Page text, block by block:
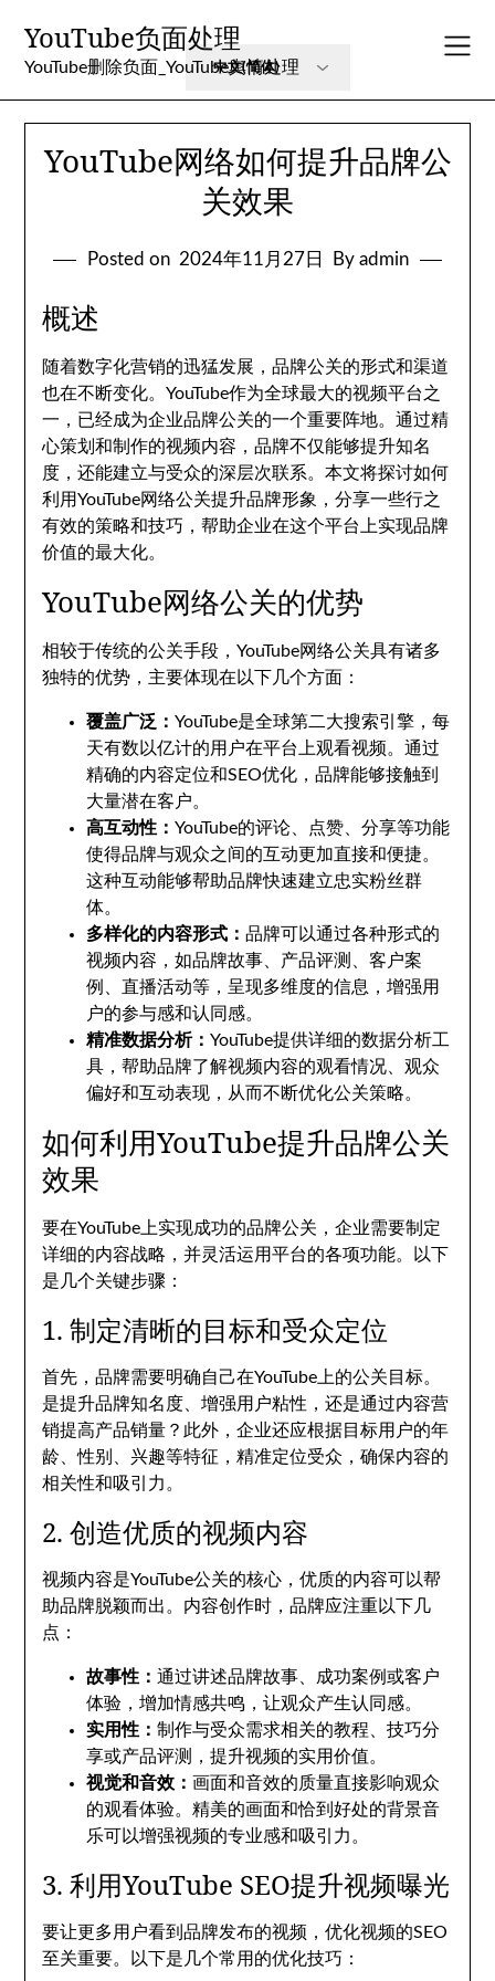
content
YouTube负面处理
YouTube删除负面_YouTube舆情处理
YouTube网络如何提升品牌公
关效果
Posted on 2024年11月27日 By admin
概述
随着数字化营销的迅猛发展，品牌公关的形式和渠道
也在不断变化。YouTube作为全球最大的视频平台之
一，已经成为企业品牌公关的一个重要阵地。通过精
心策划和制作的视频内容，品牌不仅能够提升知名
度，还能建立与受众的深层次联系。本文将探讨如何
利用YouTube网络公关提升品牌形象，分享一些行之
有效的策略和技巧，帮助企业在这个平台上实现品牌
价值的最大化。
YouTube网络公关的优势
相较于传统的公关手段，YouTube网络公关具有诸多
独特的优势，主要体现在以下几个方面：
覆盖广泛：YouTube是全球第二大搜索引擎，每
天有数以亿计的用户在平台上观看视频。通过
精确的内容定位和SEO优化，品牌能够接触到
大量潜在客户。
高互动性：YouTube的评论、点赞、分享等功能
使得品牌与观众之间的互动更加直接和便捷。
这种互动能够帮助品牌快速建立忠实粉丝群
体。
多样化的内容形式：品牌可以通过各种形式的
视频内容，如品牌故事、产品评测、客户案
例、直播活动等，呈现多维度的信息，增强用
户的参与感和认同感。
精准数据分析：YouTube提供详细的数据分析工
具，帮助品牌了解视频内容的观看情况、观众
偏好和互动表现，从而不断优化公关策略。
如何利用YouTube提升品牌公关
效果
要在YouTube上实现成功的品牌公关，企业需要制定
详细的内容战略，并灵活运用平台的各项功能。以下
是几个关键步骤：
1. 制定清晰的目标和受众定位
首先，品牌需要明确自己在YouTube上的公关目标。
是提升品牌知名度、增强用户粘性，还是通过内容营
销提高产品销量？此外，企业还应根据目标用户的年
龄、性别、兴趣等特征，精准定位受众，确保内容的
相关性和吸引力。
2. 创造优质的视频内容
视频内容是YouTube公关的核心，优质的内容可以帮
助品牌脱颖而出。内容创作时，品牌应注重以下几
点：
故事性：通过讲述品牌故事、成功案例或客户
体验，增加情感共鸣，让观众产生认同感。
实用性：制作与受众需求相关的教程、技巧分
享或产品评测，提升视频的实用价值。
视觉和音效： 画面和音效的质量直接影响观众
的观看体验。精美的画面和恰到好处的背景音
乐可以增强视频的专业感和吸引力。
3. 利用YouTube SEO提升视频曝光
要让更多用户看到品牌发布的视频，优化视频的SEO
至关重要。以下是几个常用的优化技巧：